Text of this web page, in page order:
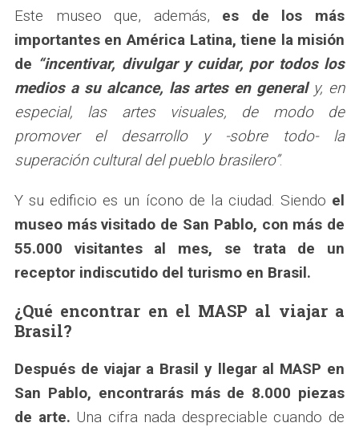
Este museo que, además, es de los más
importantes en América Latina, tiene la misión
de “incentivar, divulgar y cuidar, por todos los
medios a su alcance, las artes en generaly, en
especial, las artes visuales, de modo de
promover el desarrollo y -sobre todo- la
superación cultural del pueblo brasilero”.
Y su edificio es un ícono de la ciudad. Siendo el
museo más visitado de San Pablo, con más de
55.000 visitantes al mes, se trata de un
receptor indiscutido del turismo en Brasil.
¿Qué encontrar en el MASP al viajar a
Brasil?
Después de viajar a Brasil y llegar al MASP en
San Pablo, encontrarás más de 8.000 piezas
de arte. Una cifra nada despreciable cuando de